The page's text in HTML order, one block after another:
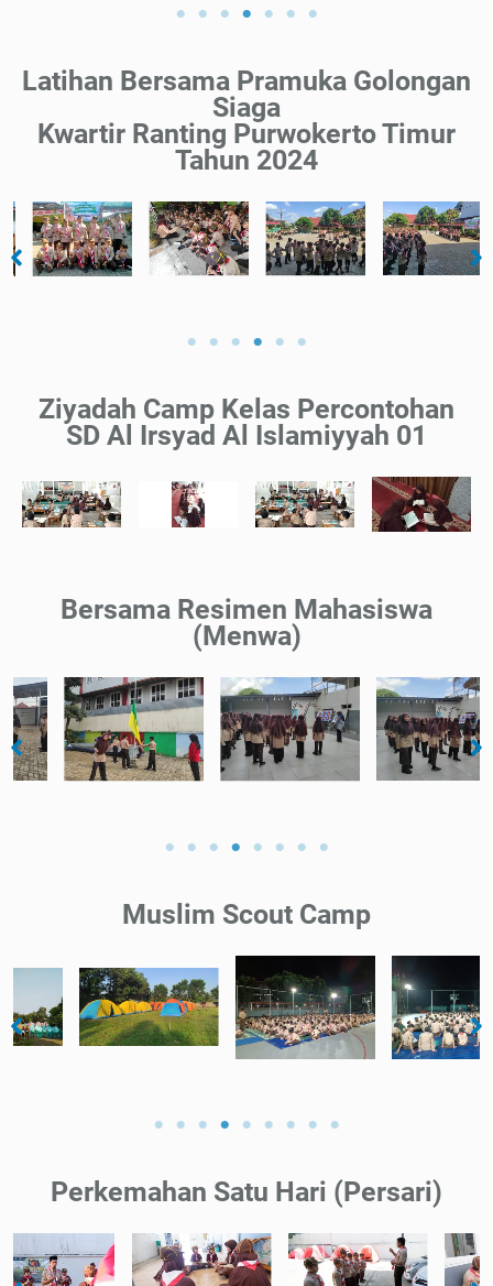
Latihan Bersama Pramuka Golongan
Siaga
Kwartir Ranting Purwokerto Timur
Tahun 2024
Ziyadah Camp Kelas Percontohan
SD Al Irsyad Al Islamiyyah 01
Bersama Resimen Mahasiswa
(Menwa)
Muslim Scout Camp
Perkemahan Satu Hari (Persari)